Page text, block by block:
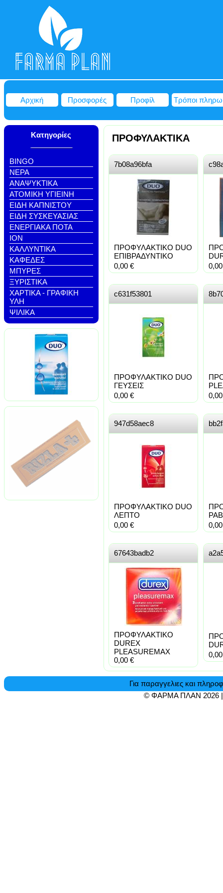
Αρχική Προσφορές Προφίλ Τρόποι
Κατηγορίες
BINGO
NEΡΑ
ΑΝΑΨΥΚΤΙΚΑ
ΑΤΟΜΙΚΗ ΥΓΙΕΙΝΗ
ΕΙΔΗ ΚΑΠΝΙΣΤΟΥ
ΕΙΔΗ ΣΥΣΚΕΥΑΣΙΑΣ
ΕΝΕΡΓΙΑΚΑ ΠΟΤΑ
ΙΟΝ
ΚΑΛΛΥΝΤΙΚΑ
ΚΑΦΕΔΕΣ
ΜΠΥΡΕΣ
ΞΥΡΙΣΤΙΚΑ
ΧΑΡΤΙΚΑ - ΓΡΑΦΙΚΗ
ΥΛΗ
ΨΙΛΙΚΑ
ΠΡΟΦΥΛΑΚΤΙΚΑ
7b08a96bfa
ΠΡΟΦΥΛΑΚΤΙΚO DUO
ΕΠΙΒΡΑΔΥΝΤΙΚΟ
0,00 €
c631f53801
ΠΡΟΦΥΛΑΚΤΙΚΟ DUO
ΓΕΥΣΕΙΣ
0,00 €
947d58aec8
ΠΡΟΦΥΛΑΚΤΙΚΟ DUO
ΛΕΠΤΟ
0,00 €
67643badb2
ΠΡΟΦΥΛΑΚΤΙΚΟ
DUREX
PLEASUREMAX
0,00 €
Για παραγγελιες και
© ΦΑΡΜΑ ΠΛΑΝ 2026